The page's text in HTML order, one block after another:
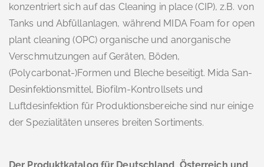
konzentriert sich auf das Cleaning in place (CIP), z.B. von
Tanks und Abfüllanlagen, während MIDA Foam for open
plant cleaning (OPC) organische und anorganische
Verschmutzungen auf Geräten, Böden,
(Polycarbonat-)Formen und Bleche beseitigt. Mida San-
Desinfektionsmittel, Biofilm-Kontrollsets und
Luftdesinfektion für Produktionsbereiche sind nur einige
der Spezialitäten unseres breiten Sortiments.